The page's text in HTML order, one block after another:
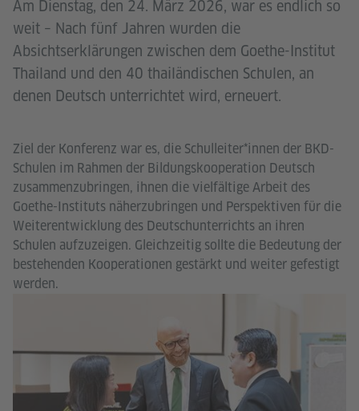
Am Dienstag, den 24. März 2026, war es endlich so
weit – Nach fünf Jahren wurden die
Absichtserklärungen zwischen dem Goethe-Institut
Thailand und den 40 thailändischen Schulen, an
denen Deutsch unterrichtet wird, erneuert.
Ziel der Konferenz war es, die Schulleiter*innen der BKD-
Schulen im Rahmen der Bildungskooperation Deutsch
zusammenzubringen, ihnen die vielfältige Arbeit des
Goethe-Instituts näherzubringen und Perspektiven für die
Weiterentwicklung des Deutschunterrichts an ihren
Schulen aufzuzeigen. Gleichzeitig sollte die Bedeutung der
bestehenden Kooperationen gestärkt und weiter gefestigt
werden.